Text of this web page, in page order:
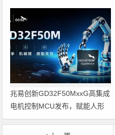
兆易创新GD32F50MxxG高集成
电机控制MCU发布，赋能人形
机器人关节驱动革新